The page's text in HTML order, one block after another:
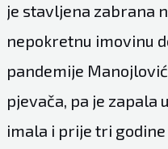
je stavljena zabrana
nepokretnu imovinu
pandemije
pjevača, pa je zapala
imala i prije tri